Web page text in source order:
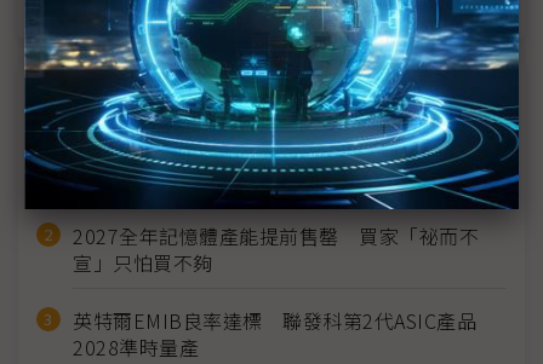
近７天熱門報導
MLCC訂單過熱、出貨比創高 村田示警全球AI基
建熱潮將趨緩
2027全年記憶體產能提前售罄 買家「祕而不
宣」只怕買不夠
英特爾EMIB良率達標 聯發科第2代ASIC產品
2028準時量產